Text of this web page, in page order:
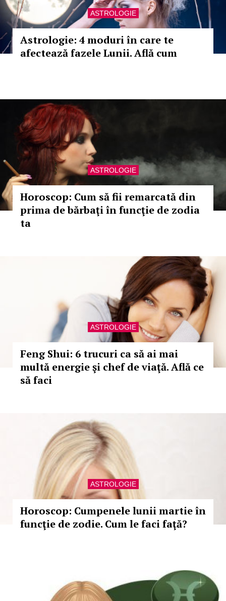
ASTROLOGIE
Astrologie: 4 moduri în care te
afectează fazele Lunii. Află cum
ASTROLOGIE
Horoscop: Cum să fii remarcată din
prima de bărbaţi în funcţie de zodia
ta
ASTROLOGIE
Feng Shui: 6 trucuri ca să ai mai
multă energie şi chef de viaţă. Află ce
să faci
ASTROLOGIE
Horoscop: Cumpenele lunii martie în
funcţie de zodie. Cum le faci faţă?